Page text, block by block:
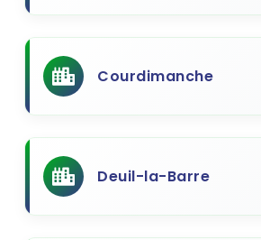
Courdimanche
Deuil-la-Barre